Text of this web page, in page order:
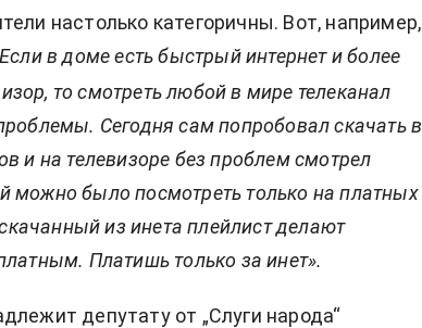
настолько категоричны. Вот, например,
в доме есть быстрый интернет и более
то смотреть любой в мире телеканал
Сегодня сам попробовал скачать в
и на телевизоре без проблем смотрел
можно было посмотреть только на платных
из инета плейлист делают
Платишь только за инет».
депутату от „Слуги народа“